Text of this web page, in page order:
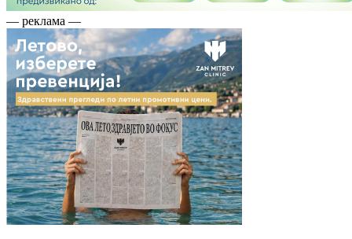
— реклама —